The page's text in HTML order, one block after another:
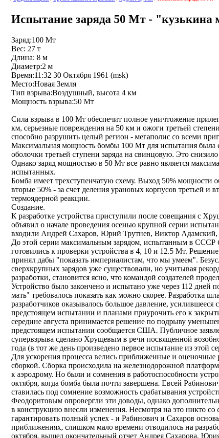
Испытание заряда 50 Мт - "кузькина
Заряд:100 Мт
Вес: 27 т
Длина: 8 м
Диаметр:2 м
Время:11:32 30 Октября 1961 (msk)
Место:Новая Земля
Тип взрыва:Воздушный, высота 4 км
Мощность взрыва:50 Мт
Сила взрыва в 100 Мт обеспечит полное уничтожение
км, серьезные повреждения на 50 км и ожоги третьей
способно разрушить целый регион - мегаполис со всеми
Максимальная мощность бомбы 100 Мт для испытания была
оболочки третьей ступени заряда на свинцовую. Это
Однако заряд мощностью в 50 Мт все равно является
испытанных.
Бомба имеет трехступенчатую схему. Выход 50% мощности
вторые 50% - за счет деления урановых корпусов третьей и
термоядерной реакции.
Создание.
К разработке устройства приступили после совещания с
объявил о начале проведения осенью крупной серии
входили Андрей Сахаров, Юрий Трутнев, Виктор
До этой серии максимальным зарядом, испытанным в СССР
готовились к проверки устройства в 4, 10 и 12.5 Мт.
принял дабы "показать империалистам, что мы умеем".
сверхкрупных зарядов уже существовали, но учитывая
разработки, становится ясно, что командой создателей
Устройство было закончено и испытано уже через 112 дней
мать" требовалось показать как можно скорее. Разработка
разработчиков оказывалось большое давление,
предстоящем испытании и планами приурочить его к
середине августа принимается решение по подрыву
предстоящем испытании сообщается США. Публичное
супервзрыва сделано Хрущевым в речи посвященной
года (в тот же день произведено первое испытание из этой
Для ускорения процесса велись приближенные и
сборкой. Сборка происходила на железнодорожной
к аэродрому. Но были и сомнения в работоспособности
октября, когда бомба была почти завершена. Евсей
ставилась под сомнение возможность срабатывания
Феодоритовым опровергли эти доводы, однако
в конструкцию внесли изменения. Несмотря на это никто
гарантировать полный успех - и Рабинович и Сахаров
приближениях, слишком мало времени отводилось на
октября, вышел окончательный отчет Андрея Сахарова,